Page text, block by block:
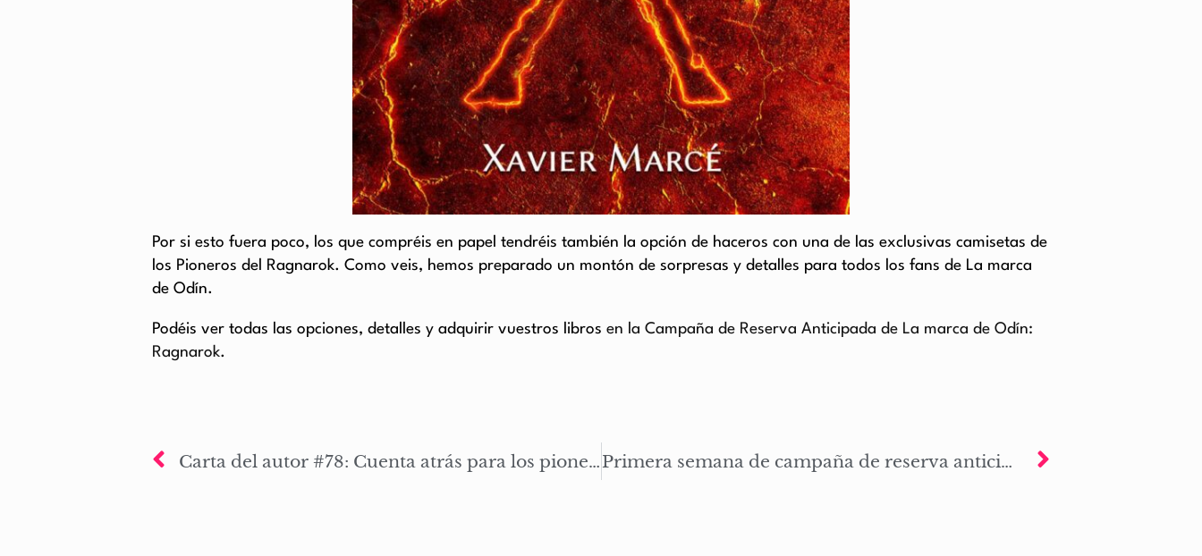
Por si esto fuera poco, los que compréis en papel tendréis también la opción de haceros con una de las exclusivas camisetas de
los Pioneros del Ragnarok. Como veis, hemos preparado un montón de sorpresas y detalles para todos los fans de La marca
de Odín.
Podéis ver todas las opciones, detalles y adquirir vuestros libros en la Campaña de Reserva Anticipada de La marca de Odín:
Ragnarok.
Carta del autor #78: Cuenta atrás para los pioneros Primera semana de campaña de reserva anticipada de La Marca de Odín: Ragnarok